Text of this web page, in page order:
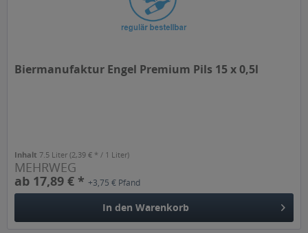
Biermanufaktur Engel Premium Pils 15 x 0,5l
Inhalt7.5 Liter(2,39 € * / 1 Liter)
MEHRWEG
ab 17,89 € *+3,75 € Pfand
In den Warenkorb